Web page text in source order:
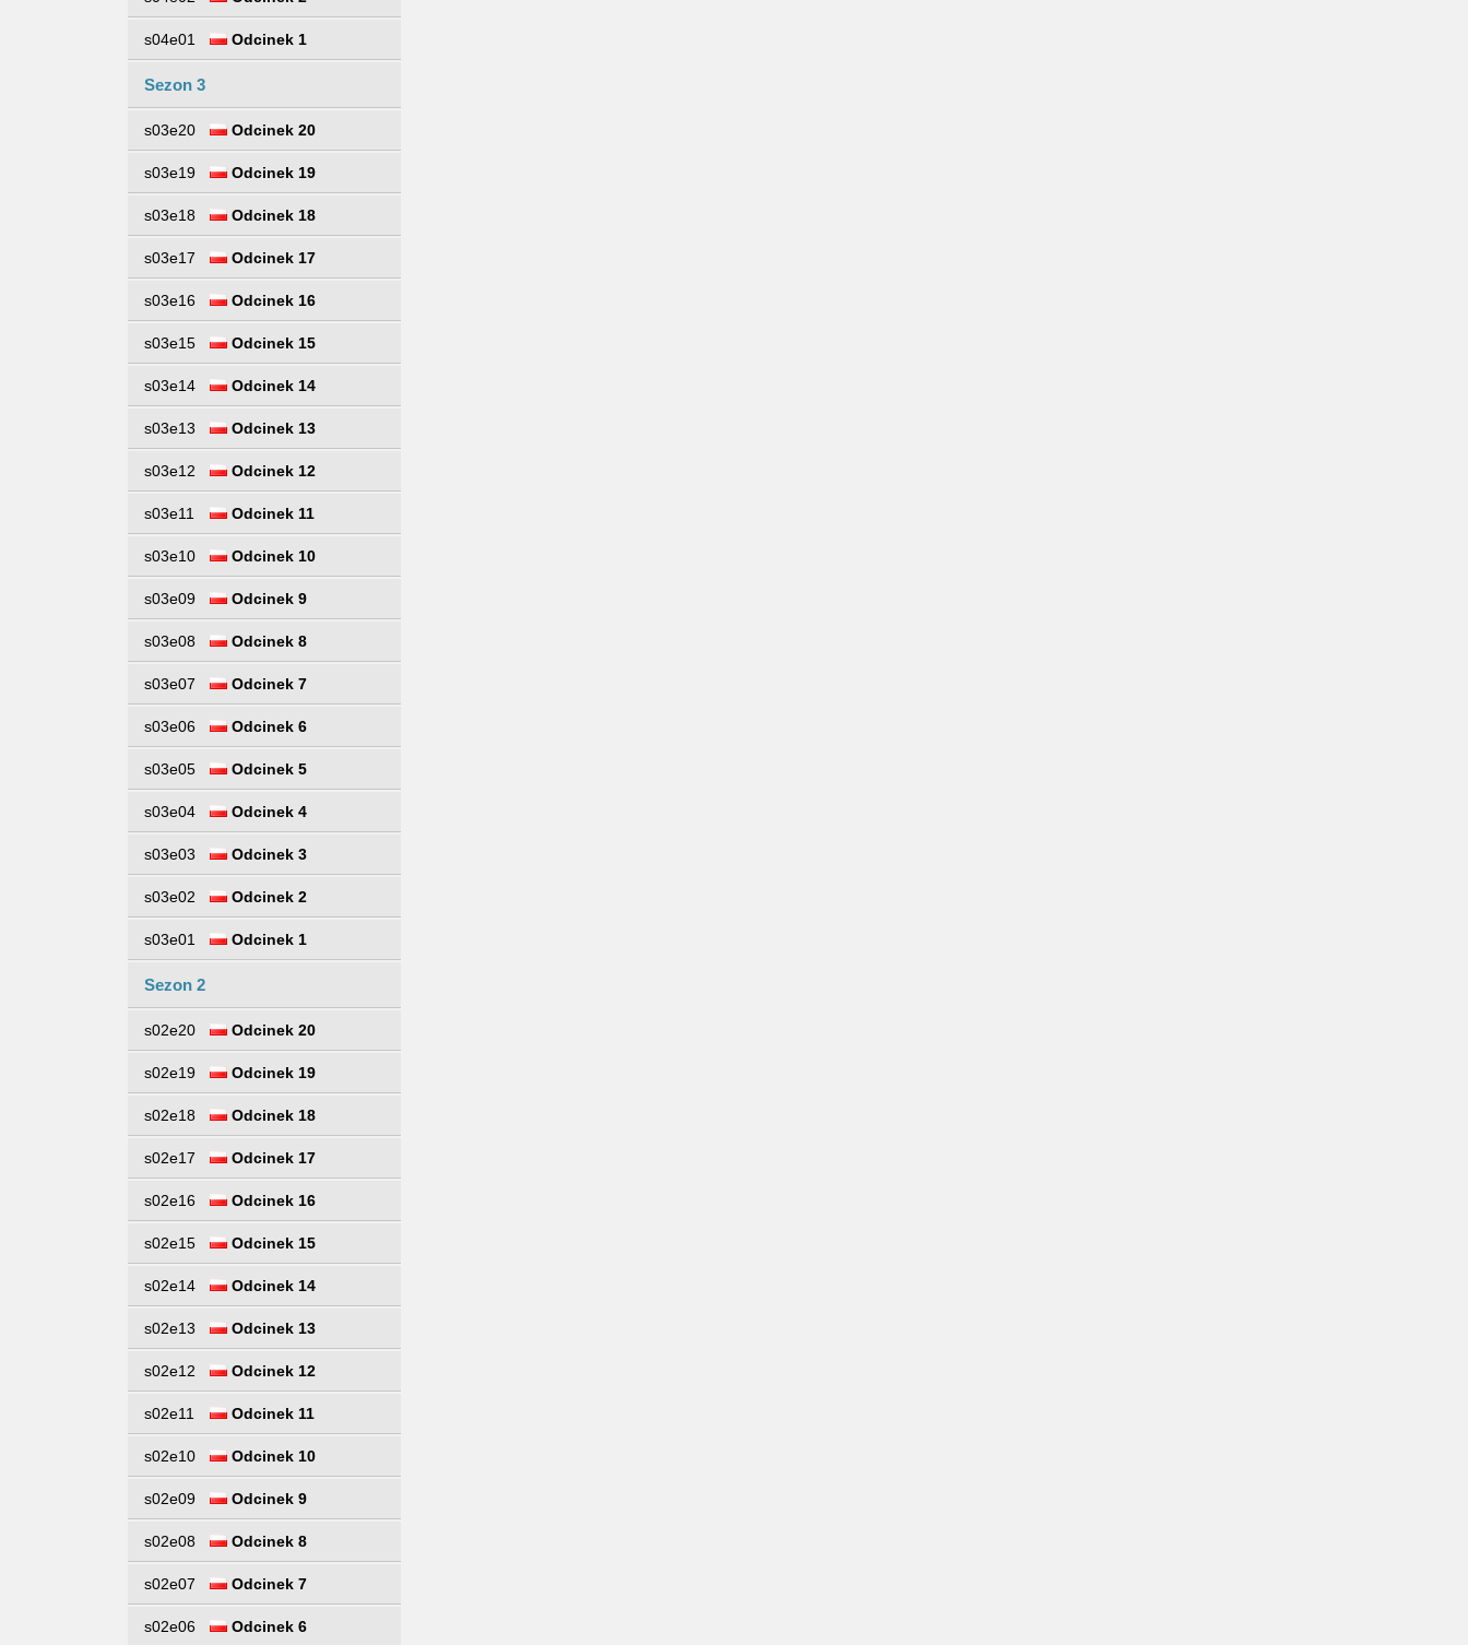
s04e01 Odcinek 1
Sezon 3
s03e20 Odcinek 20
s03e19 Odcinek 19
s03e18 Odcinek 18
s03e17 Odcinek 17
s03e16 Odcinek 16
s03e15 Odcinek 15
s03e14 Odcinek 14
s03e13 Odcinek 13
s03e12 Odcinek 12
s03e11 Odcinek 11
s03e10 Odcinek 10
s03e09 Odcinek 9
s03e08 Odcinek 8
s03e07 Odcinek 7
s03e06 Odcinek 6
s03e05 Odcinek 5
s03e04 Odcinek 4
s03e03 Odcinek 3
s03e02 Odcinek 2
s03e01 Odcinek 1
Sezon 2
s02e20 Odcinek 20
s02e19 Odcinek 19
s02e18 Odcinek 18
s02e17 Odcinek 17
s02e16 Odcinek 16
s02e15 Odcinek 15
s02e14 Odcinek 14
s02e13 Odcinek 13
s02e12 Odcinek 12
s02e11 Odcinek 11
s02e10 Odcinek 10
s02e09 Odcinek 9
s02e08 Odcinek 8
s02e07 Odcinek 7
s02e06 Odcinek 6